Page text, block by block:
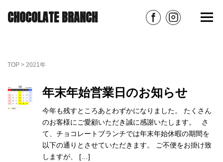
CHOCOLATE BRANCH
TOP > 2021年
年末年始営業日のお知らせ
今年も残すところあとわずかになりました。 たくさん
のお客様にご愛顧いただき誠に感謝いたします。 さ
て、チョコレートブランチでは年末年始休暇の期間を
以下の通りとさせていただきます。 ご不便をお掛け致
しますが、 […]